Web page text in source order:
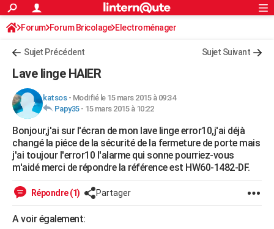
ACTUALITÉS
Politique
Société
Faits Divers
Education
Monde
Villes
+
FINANCE
Retraite
Impôts
Epargne
Immobilier
Risques naturels par ville
Banque
Assurance
Crédit
AUTO
Essais
Réserver un essai
Citadines
Berlines
SUV
Forum auto
+HIGH-TECH
Mobiles
Meilleur smartphone
Internet
Ordinateurs
Jeux vidéo
Guide high-tech
+BRICOLAGE
Forum
Aménagement intérieur
Extérieur
Cuisine
Salle de bains
Jardinage
Rangement
WEEK-END
LIFESTYLE
S'inscrire
Connexion
Forum Forum Bricolage Electroménager
Sujet Précédent Sujet Suivant
Lave linge HAIER
katsos- Modifié le 15 mars 2015 à 09:34
Papy35- 15 mars 2015 à 10:22
Bonjour,j'ai sur l'écran de mon lave linge error10,j'ai déjà
changé la piéce de la sécurité de la fermeture de porte mais
j'ai toujour l'error10 l'alarme qui sonne pourriez-vous
m'aidé merci de répondre la référence est HW60-1482-DF.
Répondre (1) Partager
A voir également: